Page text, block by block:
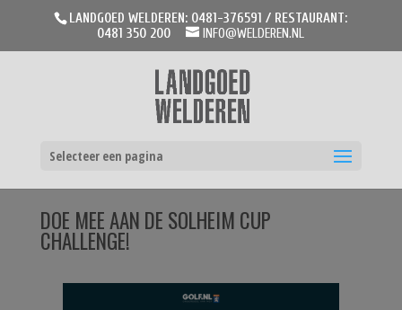
LANDGOED WELDEREN: 0481-376591 / RESTAURANT:
0481 350 200
INFO@WELDEREN.NL
Selecteer een pagina
DOE MEE AAN DE SOLHEIM CUP
CHALLENGE!